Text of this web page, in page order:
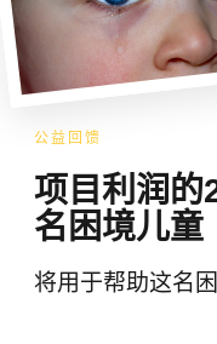
公益回馈
项目利润的
名困境儿童
将用于帮助这名